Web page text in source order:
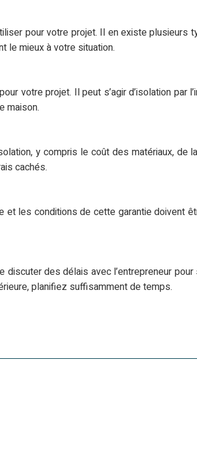
pour votre projet. Il en existe plusieurs
le mieux à votre situation.
votre projet. Il peut s’agir d’isolation par
maison.
y compris le coût des matériaux,
cachés.
et les conditions de cette garantie doivent
des délais avec l’entrepreneur
planifiez suffisamment de temps.